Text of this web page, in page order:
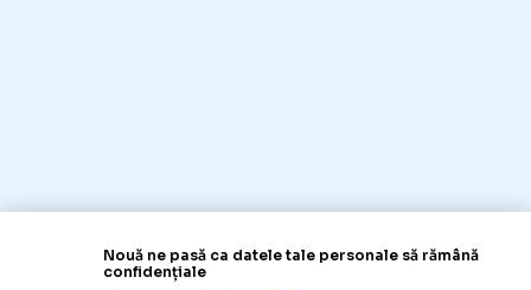
Nouă ne pasă ca datele tale personale să rămână
confidențiale